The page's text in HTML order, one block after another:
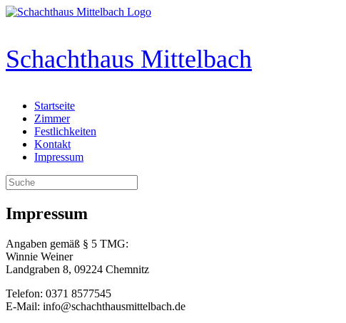
Zum
Schachthaus Mittelbach
Startseite
Zimmer
Festlichkeiten
Kontakt
Impressum
Suche
nach:
Impressum
Angaben gemäß § 5 TMG:
Winnie Weiner
Landgraben 8, 09224 Chemnitz
Telefon: 0371 8577545
E-Mail: info@schachthausmittelbach.de